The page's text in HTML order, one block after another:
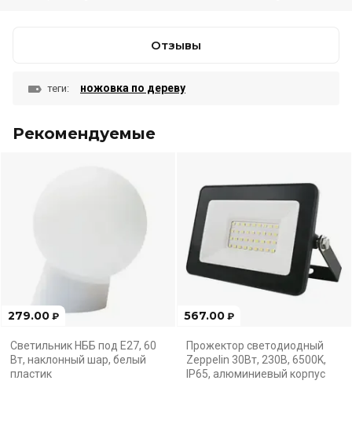
Отзывы
теги: ножовка по дереву
Рекомендуемые
279.00 ₽
Светильник НББ под E27, 60
Вт, наклонный шар, белый
пластик
567.00 ₽
Прожектор светодиодный
Zeppelin 30Вт, 230В, 6500K,
IP65, алюминиевый корпус